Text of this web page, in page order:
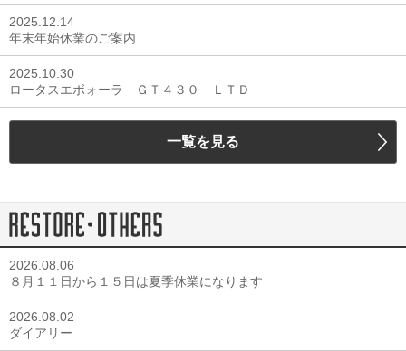
2025.12.14
年末年始休業のご案内
2025.10.30
ロータスエボォーラ ＧＴ４３０ ＬＴＤ
一覧を見る
2026.08.06
８月１１日から１５日は夏季休業になります
2026.08.02
ダイアリー